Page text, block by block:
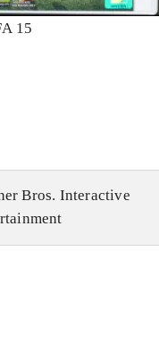
15
Bros. Interactive